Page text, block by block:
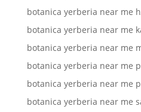
botanica yerberia near me
botanica yerberia near me
botanica yerberia near me
botanica yerberia near me
botanica yerberia near me
botanica yerberia near me